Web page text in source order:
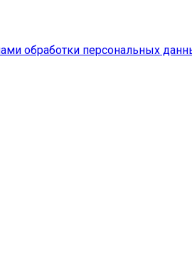
обработки персональных